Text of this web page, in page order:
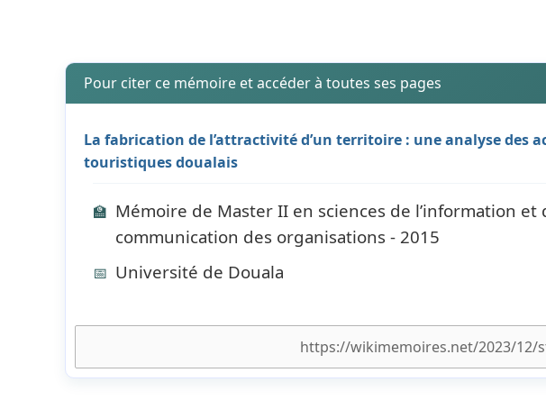
Pour citer ce mémoire et accéder à toutes ses pages
La fabrication de l’attractivité d’un territoire : une analyse des
touristiques doualais
🏫 Mémoire de Master II en sciences de l’information
communication des organisations - 2015
📅 Université de Douala